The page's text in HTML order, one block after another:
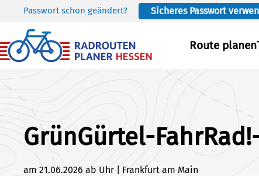
Skip to main content
Passwort schon geändert? Sicheres Passwort
Route planen
GrünGürtel-
am 21.06.2026 ab Uhr | Frankfurt am Main